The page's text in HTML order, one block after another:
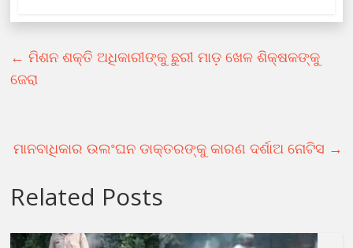
← ମିଶନ ଶକ୍ତି ଅଧିକାରୀଙ୍କୁ ଛୁରୀ ମାଡ଼ ଖେଳ ଶିକ୍ଷକଙ୍କୁ
ଜେରା
ମାନବାଧିକାର ଉଲଂଘନ ଡାକ୍ତରଙ୍କୁ କାରଣ ଦର୍ଶାଅ ନୋଟିସ →
Related Posts